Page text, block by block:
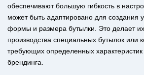
обеспечивают большую гибкость в
может быть адаптировано для создания
формы и размера бутылки. Это делает
производства специальных бутылок или
требующих определенных
брендинга.